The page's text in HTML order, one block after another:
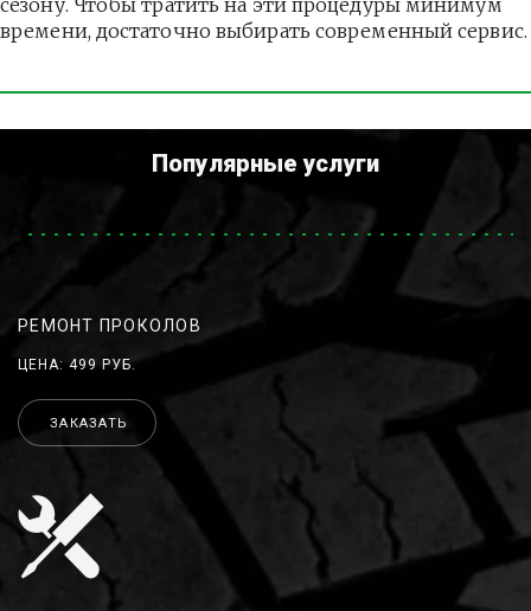
сезону. Чтобы тратить на эти процедуры минимум
времени, достаточно выбирать современный сервис.
Популярные услуги
РЕМОНТ ПРОКОЛОВ
ЦЕНА: 499 РУБ.
ЗАКАЗАТЬ